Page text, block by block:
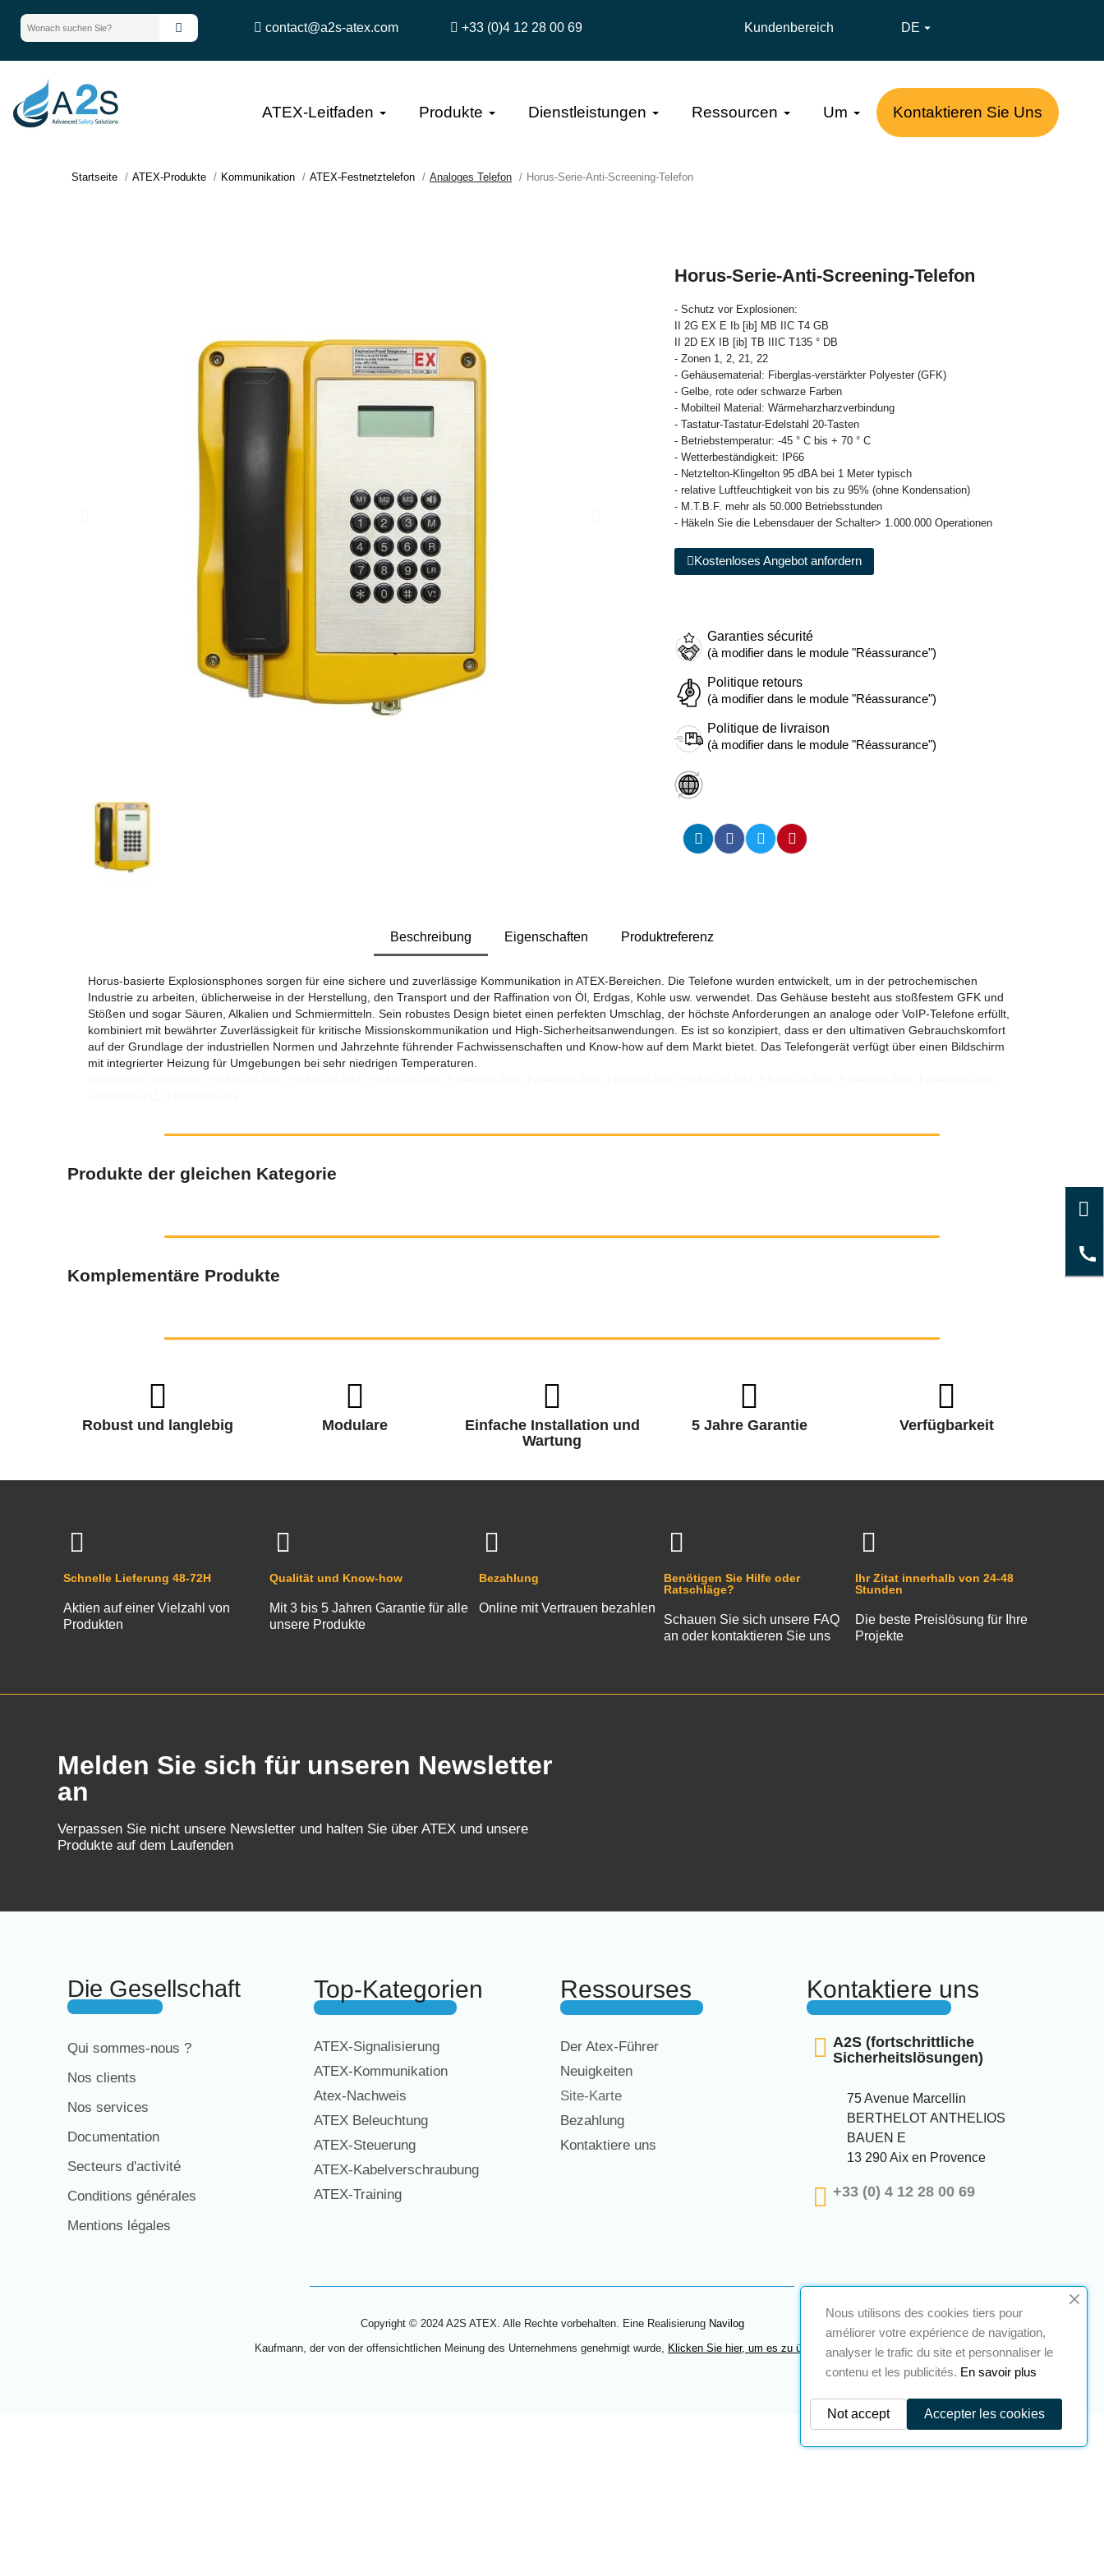
contact@a2s-atex.com +33 (0)4 12 28 00 69 Kundenbereich DE 
ATEX-Leitfaden Produkte Dienstleistungen Ressourcen Um Kontaktieren Sie Uns
Startseite ATEX-Produkte Kommunikation ATEX-Festnetztelefon Analoges Telefon Horus-Serie-Anti-Screening-Telefon
Horus-Serie-Anti-Screening-Telefon
- Schutz vor Explosionen:
II 2G EX E Ib [ib] MB IIC T4 GB
II 2D EX IB [ib] TB IIIC T135 ° DB
- Zonen 1, 2, 21, 22
- Gehäusematerial: Fiberglas-verstärkter Polyester (GFK)
- Gelbe, rote oder schwarze Farben
- Mobilteil Material: Wärmeharzharzverbindung
- Tastatur-Tastatur-Edelstahl 20-Tasten
- Betriebstemperatur: -45 ° C bis + 70 ° C
- Wetterbeständigkeit: IP66
- Netztelton-Klingelton 95 dBA bei 1 Meter typisch
- relative Luftfeuchtigkeit von bis zu 95% (ohne Kondensation)
- M.T.B.F. mehr als 50.000 Betriebsstunden
- Häkeln Sie die Lebensdauer der Schalter> 1.000.000 Operationen
Kostenloses Angebot anfordern
Garanties sécurité
(à modifier dans le module "Réassurance")
Politique retours
(à modifier dans le module "Réassurance")
Politique de livraison
(à modifier dans le module "Réassurance")
Beschreibung Eigenschaften Produktreferenz
Horus-basierte Explosionsphones sorgen für eine sichere und zuverlässige Kommunikation in ATEX-Bereichen. Die Telefone wurden entwickelt, um in der petrochemischen
Industrie zu arbeiten, üblicherweise in der Herstellung, den Transport und der Raffination von Öl, Erdgas, Kohle usw. verwendet. Das Gehäuse besteht aus stoßfestem GFK und
Stößen und sogar Säuren, Alkalien und Schmiermitteln. Sein robustes Design bietet einen perfekten Umschlag, der höchste Anforderungen an analoge oder VoIP-Telefone erfüllt,
kombiniert mit bewährter Zuverlässigkeit für kritische Missionskommunikation und High-Sicherheitsanwendungen. Es ist so konzipiert, dass er den ultimativen Gebrauchskomfort
auf der Grundlage der industriellen Normen und Jahrzehnte führender Fachwissenschaften und Know-how auf dem Markt bietet. Das Telefongerät verfügt über einen Bildschirm
mit integrierter Heizung für Umgebungen bei sehr niedrigen Temperaturen.
Produkte der gleichen Kategorie
Komplementäre Produkte
Robust und langlebig Modulare
Einfache Installation und
Wartung
5 Jahre Garantie Verfügbarkeit
Schnelle Lieferung 48-72H
Aktien auf einer Vielzahl von
Produkten
Qualität und Know-how
Mit 3 bis 5 Jahren Garantie für alle
unsere Produkte
Bezahlung
Online mit Vertrauen bezahlen
Benötigen Sie Hilfe oder
Ratschläge?
Schauen Sie sich unsere FAQ
an oder kontaktieren Sie uns
Ihr Zitat innerhalb von 24-48
Stunden
Die beste Preislösung für Ihre
Projekte
Melden Sie sich für unseren Newsletter
an
Verpassen Sie nicht unsere Newsletter und halten Sie über ATEX und unsere
Produkte auf dem Laufenden
Die Gesellschaft
Qui sommes-nous ?
Nos clients
Nos services
Documentation
Secteurs d'activité
Conditions générales
Mentions légales
Top-Kategorien
ATEX-Signalisierung
ATEX-Kommunikation
Atex-Nachweis
ATEX Beleuchtung
ATEX-Steuerung
ATEX-Kabelverschraubung
ATEX-Training
Ressourses
Der Atex-Führer
Neuigkeiten
Site-Karte
Bezahlung
Kontaktiere uns
Kontaktiere uns
A2S (fortschrittliche
Sicherheitslösungen)
75 Avenue Marcellin
BERTHELOT ANTHELIOS
BAUEN E
13 290 Aix en Provence
+33 (0) 4 12 28 00 69
Copyright © 2024 A2S ATEX. Alle Rechte vorbehalten. Eine Realisierung Navilog
Kaufmann, der von der offensichtlichen Meinung des Unternehmens genehmigt wurde, Klicken Sie hier, um es zu überprüfen.
Nous utilisons des cookies tiers pour
améliorer votre expérience de navigation,
analyser le trafic du site et personnaliser le
contenu et les publicités. En savoir plus
Accepter les cookies
Not accept